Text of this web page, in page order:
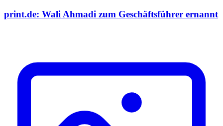
print.de: Wali Ahmadi zum Geschäftsführer ernannt